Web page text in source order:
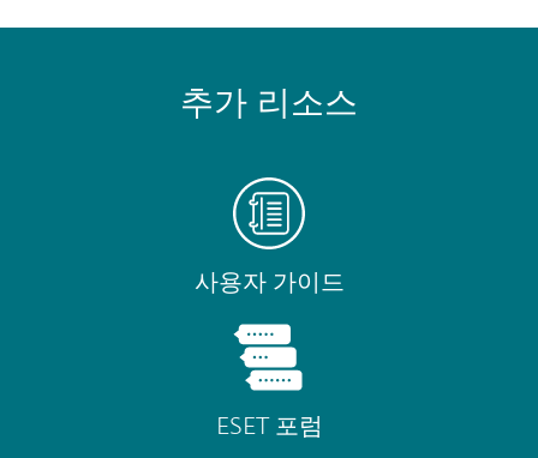
추가 리소스
사용자 가이드
ESET 포럼